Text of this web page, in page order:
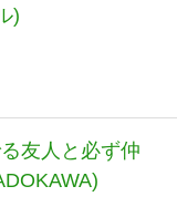
)
友人と必ず仲